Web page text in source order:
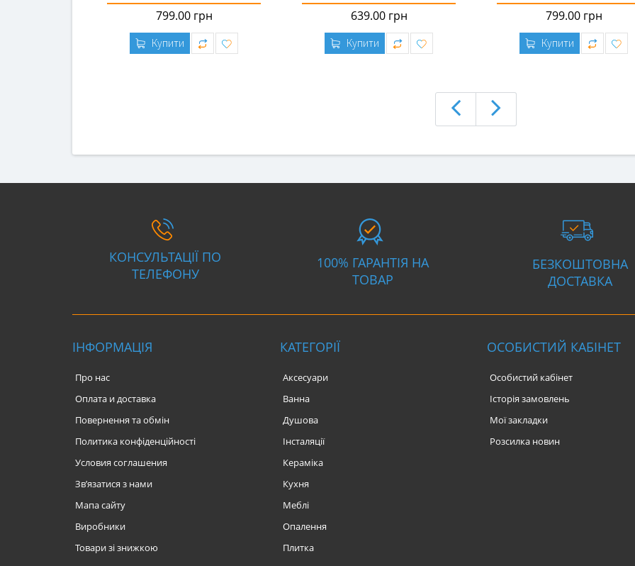
799.00 грн
Купити
639.00 грн
Купити
799.00 грн
Купити
КОНСУЛЬТАЦІЇ ПО
ТЕЛЕФОНУ
100% ГАРАНТІЯ НА
ТОВАР
БЕЗКОШТОВНА
ДОСТАВКА
ІНФОРМАЦІЯ
Про нас
Оплата и доставка
Повернення та обмін
Политика конфіденційності
Условия соглашения
Зв’язатися з нами
Мапа сайту
Виробники
Товари зі знижкою
КАТЕГОРІЇ
Аксесуари
Ванна
Душова
Інсталяції
Кераміка
Кухня
Меблі
Опалення
Плитка
ОСОБИСТИЙ КАБІНЕТ
Особистий кабінет
Історія замовлень
Мої закладки
Розсилка новин